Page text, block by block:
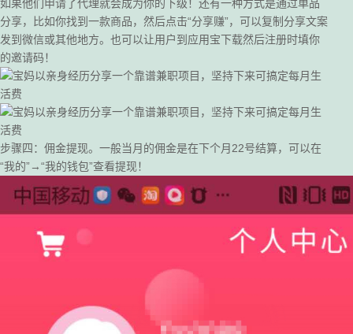
如果他们申请了代理就会成为你的下级！还有一种方式是通过单品
分享，比如你找到一款商品，然后点击“分享赚”，可以复制分享文案
发到微信或其他地方。也可以让用户到应用宝下载然后注册时填你
的邀请码！
步骤四：佣金提现。一般当月的佣金是在下个月22号结算，可以在
“我的”→“我的钱包”查看提现！